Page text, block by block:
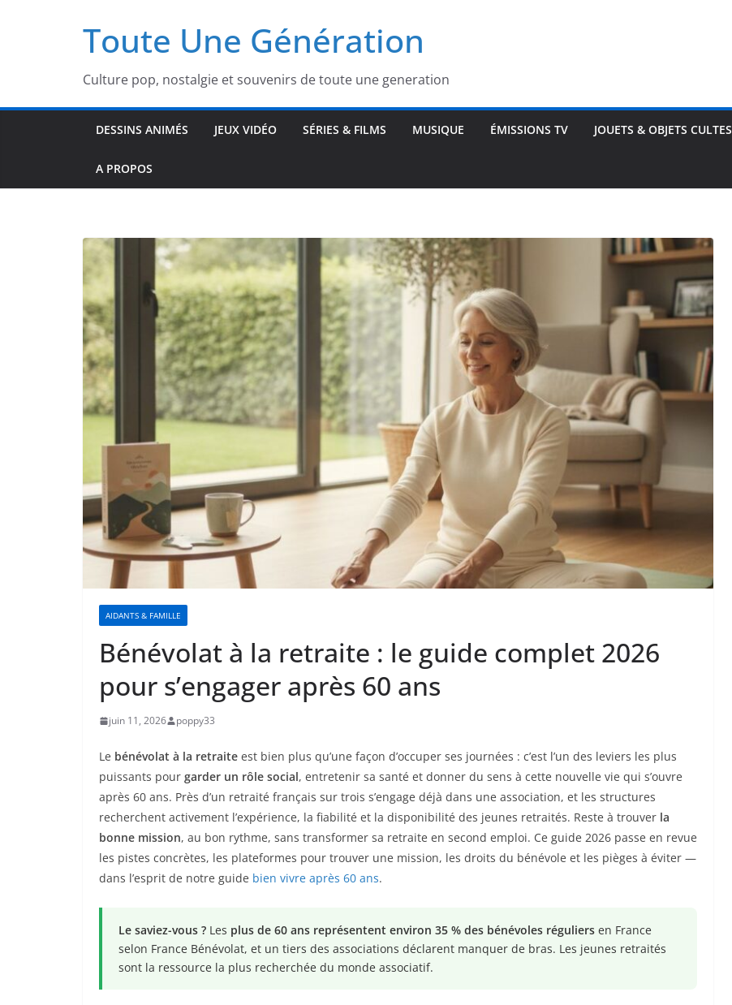
Toute Une Génération
Culture pop, nostalgie et souvenirs de toute une generation
DESSINS ANIMÉS JEUX VIDÉO SÉRIES & FILMS MUSIQUE ÉMISSIONS TV JOUETS & OBJETS CULTES
A PROPOS
AIDANTS & FAMILLE
Bénévolat à la retraite : le guide complet 2026
pour s’engager après 60 ans
juin 11, 2026 poppy33
Le bénévolat à la retraite est bien plus qu’une façon d’occuper ses journées : c’est l’un des leviers les plus
puissants pour garder un rôle social, entretenir sa santé et donner du sens à cette nouvelle vie qui s’ouvre
après 60 ans. Près d’un retraité français sur trois s’engage déjà dans une association, et les structures
recherchent activement l’expérience, la fiabilité et la disponibilité des jeunes retraités. Reste à trouver la
bonne mission, au bon rythme, sans transformer sa retraite en second emploi. Ce guide 2026 passe en revue
les pistes concrètes, les plateformes pour trouver une mission, les droits du bénévole et les pièges à éviter —
dans l’esprit de notre guide bien vivre après 60 ans.
Le saviez-vous ? Les plus de 60 ans représentent environ 35 % des bénévoles réguliers en France
selon France Bénévolat, et un tiers des associations déclarent manquer de bras. Les jeunes retraités
sont la ressource la plus recherchée du monde associatif.